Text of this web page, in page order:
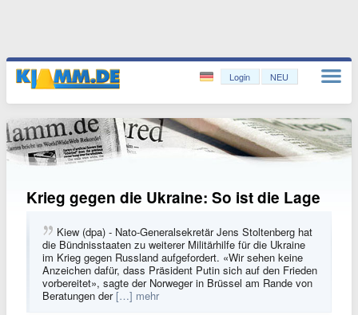
Login NEU
Krieg gegen die Ukraine: So ist die Lage
Kiew (dpa) - Nato-Generalsekretär Jens Stoltenberg hat
die Bündnisstaaten zu weiterer Militärhilfe für die Ukraine
im Krieg gegen Russland aufgefordert. «Wir sehen keine
Anzeichen dafür, dass Präsident Putin sich auf den Frieden
vorbereitet», sagte der Norweger in Brüssel am Rande von
Beratungen der […] mehr